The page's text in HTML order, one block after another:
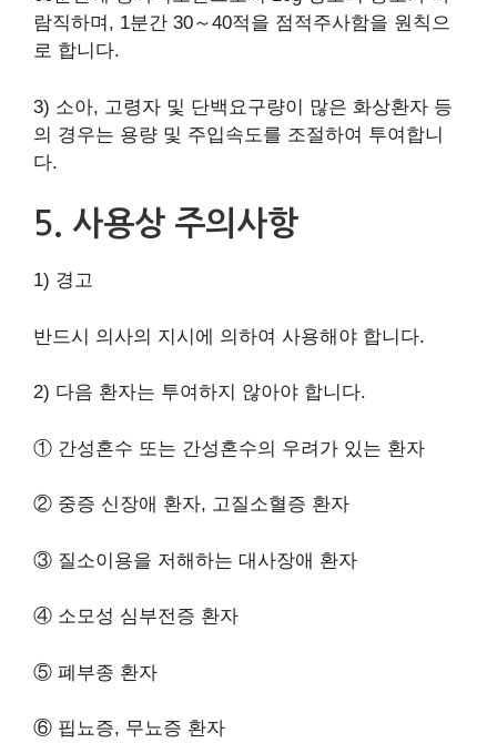
람직하며, 1분간 30～40적을 점적주사함을 원칙으
로 합니다.
3) 소아, 고령자 및 단백요구량이 많은 화상환자 등
의 경우는 용량 및 주입속도를 조절하여 투여합니
다.
5. 사용상 주의사항
1) 경고
반드시 의사의 지시에 의하여 사용해야 합니다.
2) 다음 환자는 투여하지 않아야 합니다.
① 간성혼수 또는 간성혼수의 우려가 있는 환자
② 중증 신장애 환자, 고질소혈증 환자
③ 질소이용을 저해하는 대사장애 환자
④ 소모성 심부전증 환자
⑤ 폐부종 환자
⑥ 핍뇨증, 무뇨증 환자